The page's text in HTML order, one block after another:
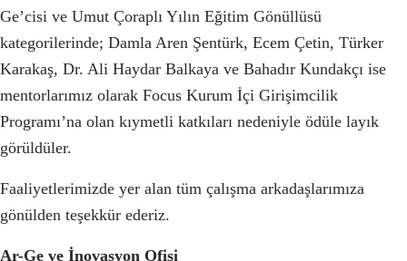
Ge’cisi ve Umut Çoraplı Yılın Eğitim Gönüllüsü
kategorilerinde; Damla Aren Şentürk, Ecem Çetin, Türker
Karakaş, Dr. Ali Haydar Balkaya ve Bahadır Kundakçı ise
mentorlarımız olarak Focus Kurum İçi Girişimcilik
Programı’na olan kıymetli katkıları nedeniyle ödüle layık
görüldüler.
Faaliyetlerimizde yer alan tüm çalışma arkadaşlarımıza
gönülden teşekkür ederiz.
Ar-Ge ve İnovasyon Ofisi